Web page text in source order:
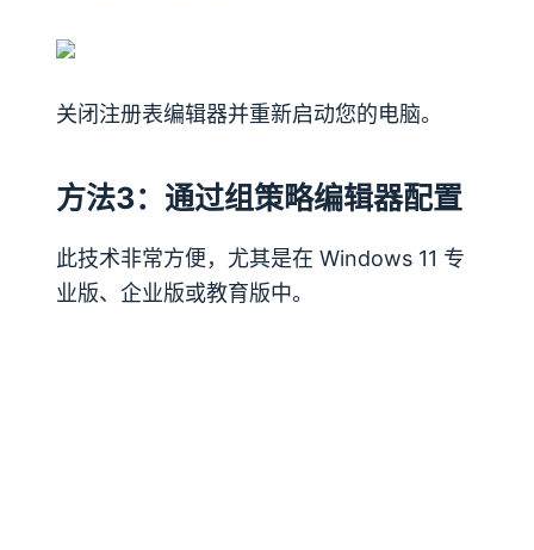
关闭注册表编辑器并重新启动您的电脑。
方法3：通过组策略编辑器配置
此技术非常方便，尤其是在 Windows 11 专
业版、企业版或教育版中。